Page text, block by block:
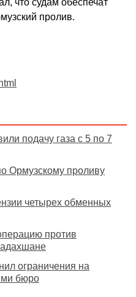
что судам обеспечат
пролив.
подачу газа с 5 по 7
Ормузскому проливу
четырех обменных
против
ограничения на
бюро